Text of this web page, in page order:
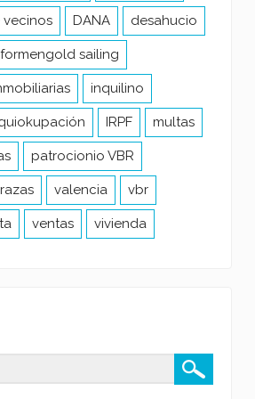
DANA desahucio
formengold sailing
inquilino
IRPF multas
patrocionio VBR
valencia vbr
ventas vivienda